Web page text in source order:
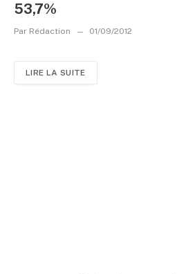
53,7%
Par Rédaction 01/09/2012
LIRE LA SUITE